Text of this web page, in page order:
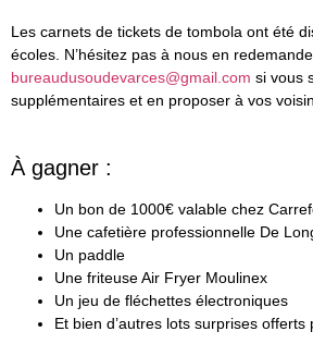
Les carnets de tickets de tombola ont été
écoles. N’hésitez pas à nous en
bureaudusoudevarces@gmail.com si vous
supplémentaires et en proposer à vos
À gagner :
Un bon de 1000€ valable chez
Une cafetière professionnelle De
Un paddle
Une friteuse Air Fryer Moulinex
Un jeu de fléchettes électroniques
Et bien d’autres lots surprises